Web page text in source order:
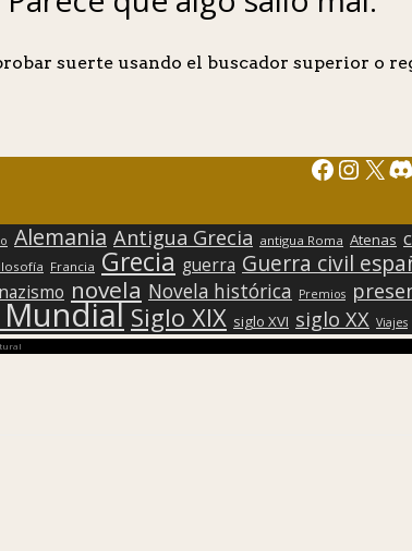
suerte usando el buscador superior o
X
Alemania Antigua Grecia antigua Roma Atenas
Francia Grecia guerra Guerra civil
nazismo novela Novela histórica Premios
Siglo XIX siglo XVI siglo XX Viajes